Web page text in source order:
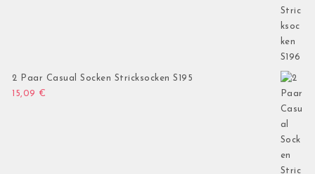
2 Paar Casual Socken Stricksocken S195
15,09 €